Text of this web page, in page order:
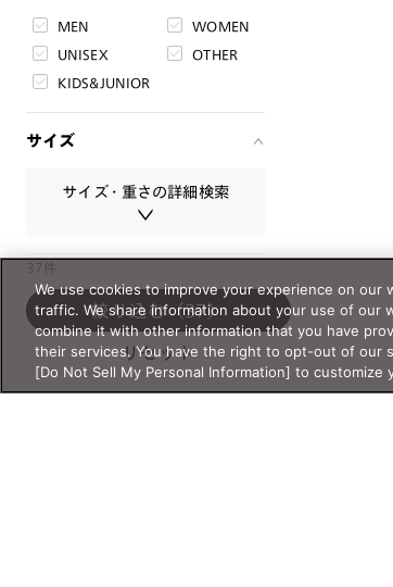
MEN WOMEN
UNISEX OTHER
KIDS&JUNIOR
サイズ
サイズ・重さの詳細検索
サイズ・重さは必ず半角数字で入
レンズ幅
mm 〜 mm
シリーズ
新作 クラシック
クリアレンズ
サングラス
サウナ
スクリーン
スポーツ・ア
37件
リセット
絞り込む（37）
We use cookies to improve your experience on
traffic. We share information about your use of our
combine it with other information that you have
their services. You have the right to opt-out of our
[Do Not Sell My Personal Information] to